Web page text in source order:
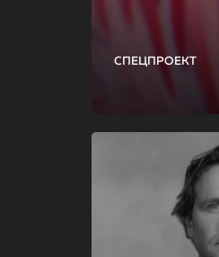
СПЕЦПРОЕКТ